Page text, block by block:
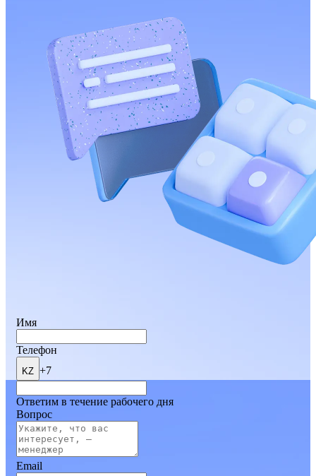
Имя
Телефон
KZ +7
Ответим в течение рабочего дня
Вопрос
Email